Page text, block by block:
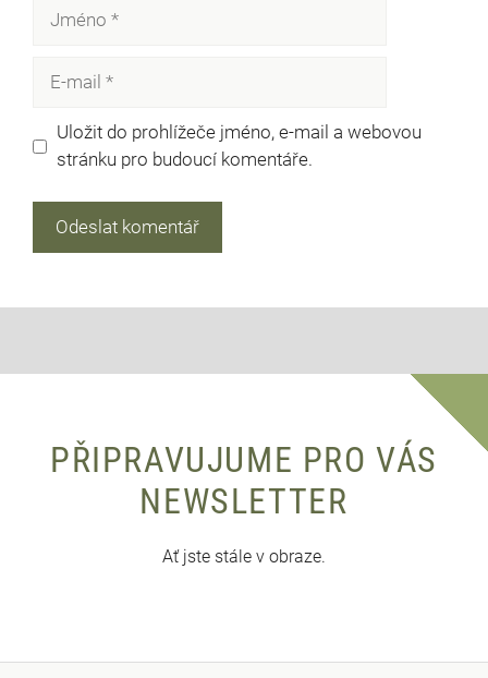
Uložit do prohlížeče jméno, e-mail a webovou
stránku pro budoucí komentáře.
PŘIPRAVUJUME PRO VÁS
NEWSLETTER
Ať jste stále v obraze.